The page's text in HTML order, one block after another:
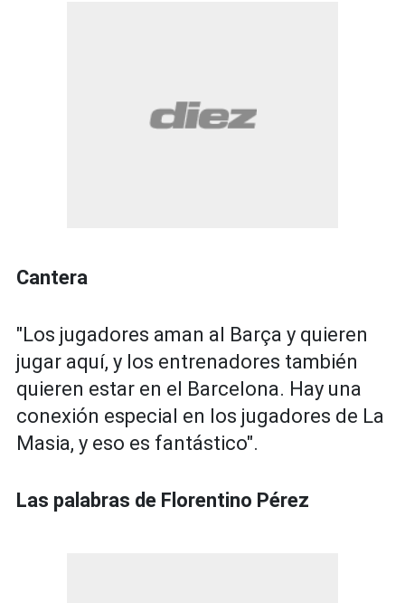
Cantera
"Los jugadores aman al Barça y quieren
jugar aquí, y los entrenadores también
quieren estar en el Barcelona. Hay una
conexión especial en los jugadores de La
Masia, y eso es fantástico".
Las palabras de Florentino Pérez